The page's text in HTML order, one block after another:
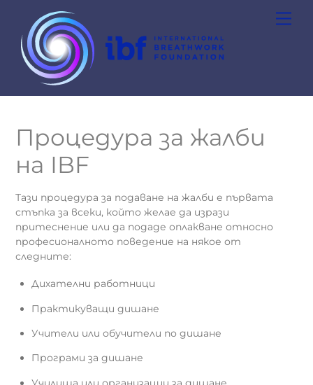
content
Процедура за жалби
на IBF
Тази процедура за подаване на жалби е първата
стъпка за всеки, който желае да изрази
притеснение или да подаде оплакване относно
професионалното поведение на някое от
следните:
Дихателни работници
Практикуващи дишане
Учители или обучители по дишане
Програми за дишане